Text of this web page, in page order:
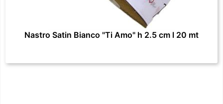
Nastro Satin Bianco "Ti Amo" h 2.5 cm l 20 mt